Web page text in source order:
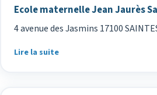
Ecole maternelle Jean Jaurès
4 avenue des Jasmins 17100
Lire la suite